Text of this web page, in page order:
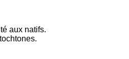
aux natifs.